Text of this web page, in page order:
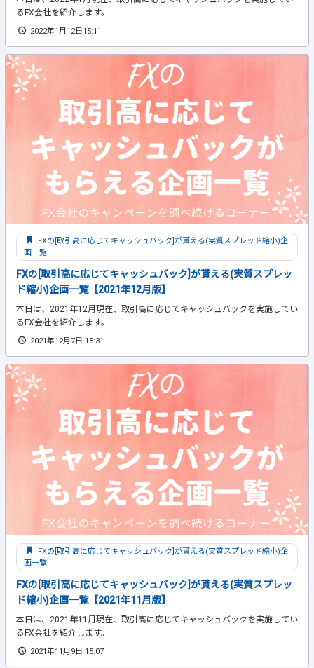
るFX会社を紹介します。
2022年1月12日15:11
FXの[取引高に応じてキャッシュバック]が貰える(実質スプレッド縮小)企
画一覧
FXの[取引高に応じてキャッシュバック]が貰える(実質スプレッ
ド縮小)企画一覧【2021年12月版】
本日は、2021年12月現在、取引高に応じてキャッシュバックを実施してい
るFX会社を紹介します。
2021年12月7日 15:31
FXの[取引高に応じてキャッシュバック]が貰える(実質スプレッド縮小)企
画一覧
FXの[取引高に応じてキャッシュバック]が貰える(実質スプレッ
ド縮小)企画一覧【2021年11月版】
本日は、2021年11月現在、取引高に応じてキャッシュバックを実施してい
るFX会社を紹介します。
2021年11月9日 15:07